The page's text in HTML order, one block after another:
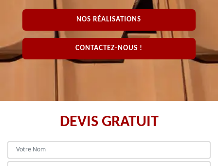
NOS RÉALISATIONS
CONTACTEZ-NOUS !
DEVIS GRATUIT